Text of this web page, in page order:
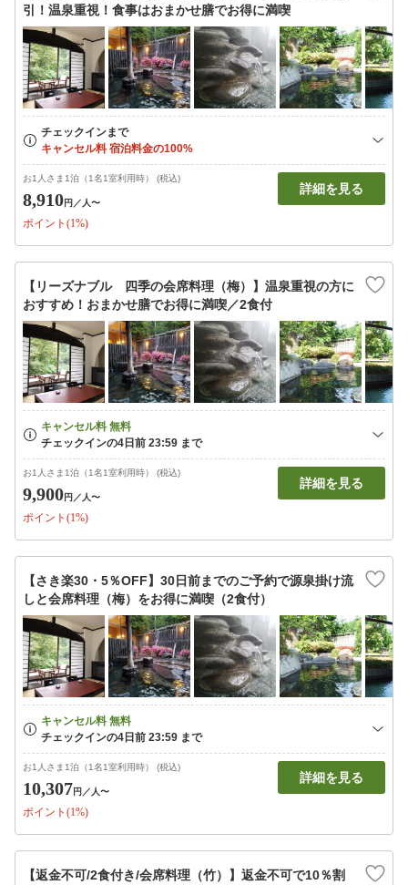
引！温泉重視！食事はおまかせ膳でお得に満喫
お1人さま1泊（1名1室利用時） (税込)
8,910円 ／人〜
ポイント(1%)
詳細を見る
【リーズナブル 四季の会席料理（梅）】温泉重視の方に
おすすめ！おまかせ膳でお得に満喫／2食付
お1人さま1泊（1名1室利用時） (税込)
9,900円 ／人〜
ポイント(1%)
詳細を見る
【さき楽30・5％OFF】30日前までのご予約で源泉掛け流
しと会席料理（梅）をお得に満喫（2食付）
お1人さま1泊（1名1室利用時） (税込)
10,307円 ／人〜
ポイント(1%)
詳細を見る
【返金不可/2食付き/会席料理（竹）】返金不可で10％割